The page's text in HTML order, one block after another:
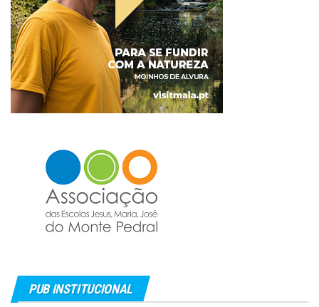
PUB INSTITUCIONAL